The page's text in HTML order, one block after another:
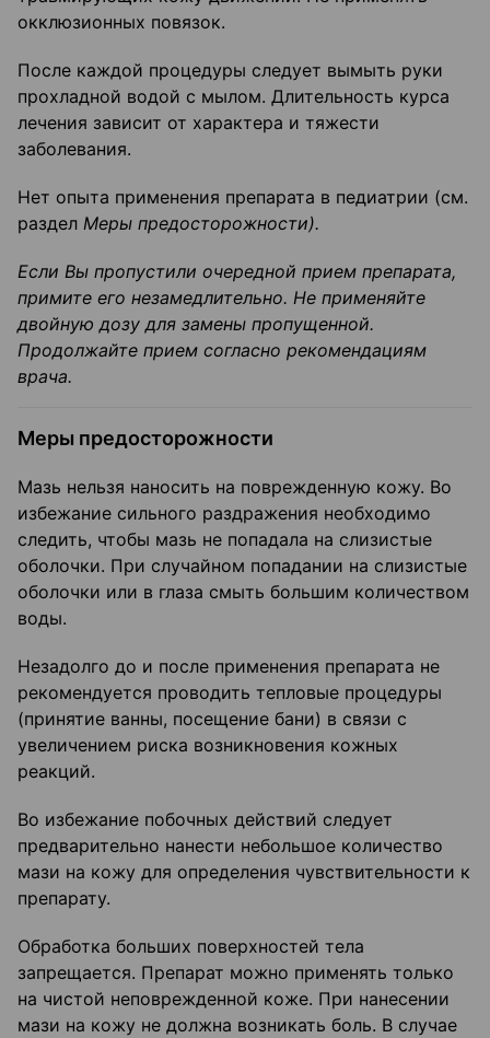
окклюзионных повязок.
После каждой процедуры следует вымыть руки
прохладной водой с мылом. Длительность курса
лечения зависит от характера и тяжести
заболевания.
Нет опыта применения препарата в педиатрии (см.
раздел Меры предосторожности).
Если Вы пропустили очередной прием препарата,
примите его незамедлительно. Не применяйте
двойную дозу для замены пропущенной.
Продолжайте прием согласно рекомендациям
врача.
Меры предосторожности
Мазь нельзя наносить на поврежденную кожу. Во
избежание сильного раздражения необходимо
следить, чтобы мазь не попадала на слизистые
оболочки. При случайном попадании на слизистые
оболочки или в глаза смыть большим количеством
воды.
Незадолго до и после применения препарата не
рекомендуется проводить тепловые процедуры
(принятие ванны, посещение бани) в связи с
увеличением риска возникновения кожных
реакций.
Во избежание побочных действий следует
предварительно нанести небольшое количество
мази на кожу для определения чувствительности к
препарату.
Обработка больших поверхностей тела
запрещается. Препарат можно применять только
на чистой неповрежденной коже. При нанесении
мази на кожу не должна возникать боль. В случае